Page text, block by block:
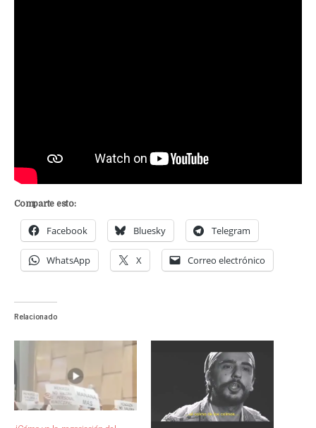
Comparte esto:
Facebook Bluesky Telegram
WhatsApp X Correo electrónico
Relacionado